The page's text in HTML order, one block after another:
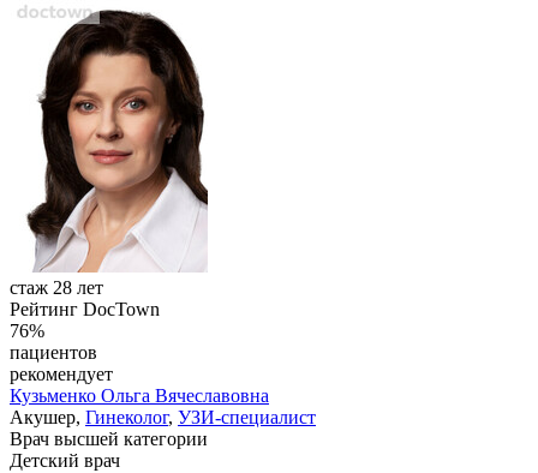
стаж 28 лет
Рейтинг DocTown
76%
пациентов
рекомендует
Кузьменко Ольга Вячеславовна
Акушер, Гинеколог, УЗИ-специалист
Врач высшей категории
Детский врач